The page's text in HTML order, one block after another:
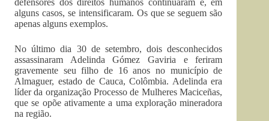
defensores dos direitos humanos continuaram e, em
alguns casos, se intensificaram. Os que se seguem são
apenas alguns exemplos.
No último dia 30 de setembro, dois desconhecidos
assassinaram Adelinda Gómez Gaviria e feriram
gravemente seu filho de 16 anos no município de
Almaguer, estado de Cauca, Colômbia. Adelinda era
líder da organização Processo de Mulheres Maciceñas,
que se opõe ativamente a uma exploração mineradora
na região.